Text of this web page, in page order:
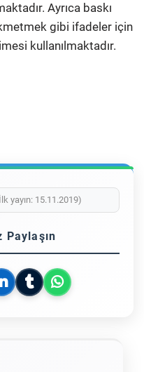
Ayrıca baskı
gibi ifadeler için
kullanılmaktadır.
yayın: 15.11.2019)
Paylaşın